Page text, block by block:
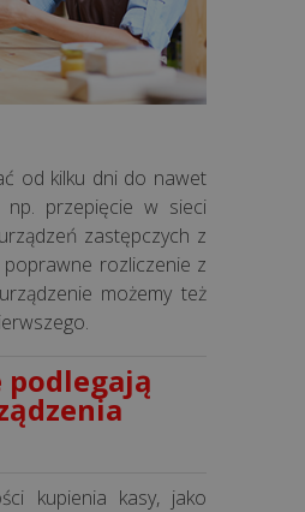
od kilku dni do nawet
np. przepięcie w sieci
zastępczych z
rozliczenie z
możemy też
kupienia kasy, jako